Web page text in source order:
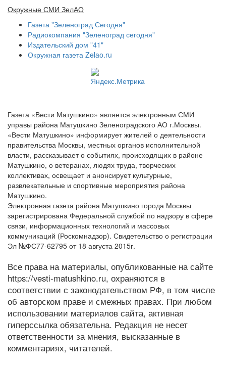
Окружные СМИ ЗелАО
Газета "Зеленоград Сегодня"
Радиокомпания "Зеленоград сегодня"
Издательский дом "41"
Окружная газета Zelao.ru
Газета «Вести Матушкино» является электронным СМИ
управы района Матушкино Зеленоградского АО г.Москвы.
«Вести Матушкино» информирует жителей о деятельности
правительства Москвы, местных органов исполнительной
власти, рассказывает о событиях, происходящих в районе
Матушкино, о ветеранах, людях труда, творческих
коллективах, освещает и анонсирует культурные,
развлекательные и спортивные мероприятия района
Матушкино.
Электронная газета района Матушкино города Москвы
зарегистрирована Федеральной службой по надзору в сфере
связи, информационных технологий и массовых
коммуникаций (Роскомнадзор). Свидетельство о регистрации
Эл №ФС77-62795 от 18 августа 2015г.
Все права на материалы, опубликованные на сайте
https://vesti-matushkino.ru, охраняются в
соответствии с законодательством РФ, в том числе
об авторском праве и смежных правах. При любом
использовании материалов сайта, активная
гиперссылка обязательна. Редакция не несет
ответственности за мнения, высказанные в
комментариях, читателей.